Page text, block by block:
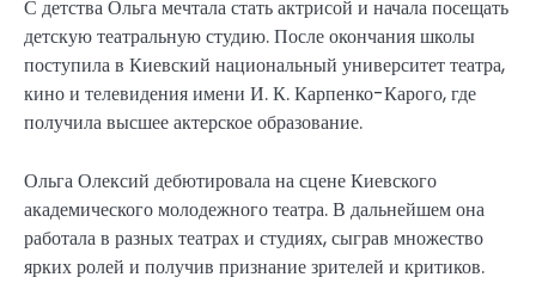
С детства Ольга мечтала стать актрисой и начала посещать
детскую театральную студию. После окончания школы
поступила в Киевский национальный университет театра,
кино и телевидения имени И. К. Карпенко-Карого, где
получила высшее актерское образование.
Ольга Олексий дебютировала на сцене Киевского
академического молодежного театра. В дальнейшем она
работала в разных театрах и студиях, сыграв множество
ярких ролей и получив признание зрителей и критиков.